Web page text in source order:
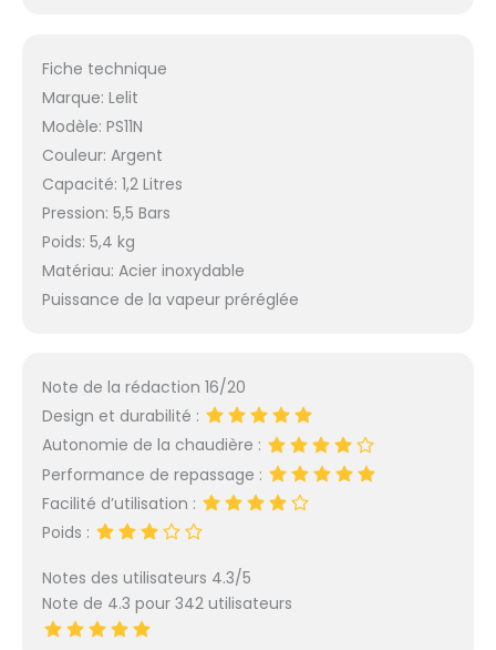
professionnels
Fiche technique
Marque: Lelit
Modèle: PS11N
Couleur: Argent
Capacité: 1,2 Litres
Pression: 5,5 Bars
Poids: 5,4 kg
Matériau: Acier inoxydable
Puissance de la vapeur préréglée
Note de la rédaction 16/20
Design et durabilité :
Autonomie de la chaudière :
Performance de repassage :
Facilité d’utilisation :
Poids :
Notes des utilisateurs 4.3/5
Note de 4.3 pour 342 utilisateurs